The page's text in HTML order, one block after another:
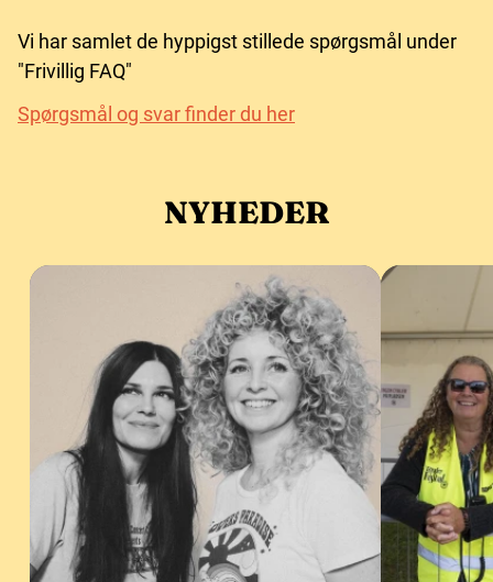
Vi har samlet de hyppigst stillede spørgsmål under
"Frivillig FAQ"
Spørgsmål og svar finder du her
NYHEDER